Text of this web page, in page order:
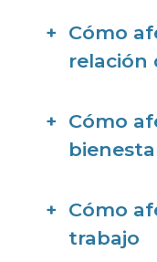
Cómo
relación
Cómo
Cómo
trabajo